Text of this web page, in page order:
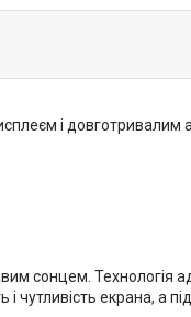
і
сонцем. Технологія
екрана, а